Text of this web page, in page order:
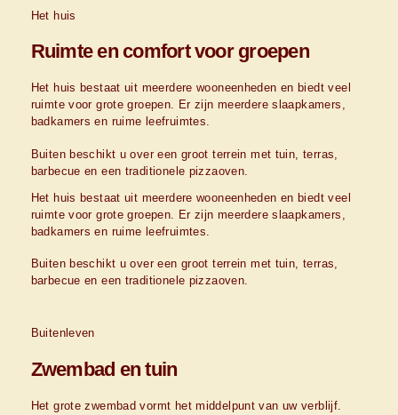
Het huis
Ruimte en comfort voor groepen
Het huis bestaat uit meerdere wooneenheden en biedt veel
ruimte voor grote groepen. Er zijn meerdere slaapkamers,
badkamers en ruime leefruimtes.
Buiten beschikt u over een groot terrein met tuin, terras,
barbecue en een traditionele pizzaoven.
Het huis bestaat uit meerdere wooneenheden en biedt veel
ruimte voor grote groepen. Er zijn meerdere slaapkamers,
badkamers en ruime leefruimtes.
Buiten beschikt u over een groot terrein met tuin, terras,
barbecue en een traditionele pizzaoven.
Buitenleven
Zwembad en tuin
Het grote zwembad vormt het middelpunt van uw verblijf.